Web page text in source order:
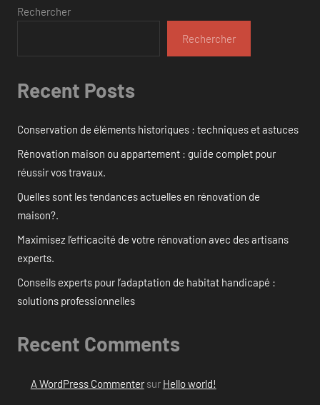
Rechercher
Rechercher
Recent Posts
Conservation de éléments historiques : techniques et astuces
Rénovation maison ou appartement : guide complet pour
réussir vos travaux.
Quelles sont les tendances actuelles en rénovation de
maison?.
Maximisez l’efficacité de votre rénovation avec des artisans
experts.
Conseils experts pour l’adaptation de habitat handicapé :
solutions professionnelles
Recent Comments
A WordPress Commentersur Hello world!